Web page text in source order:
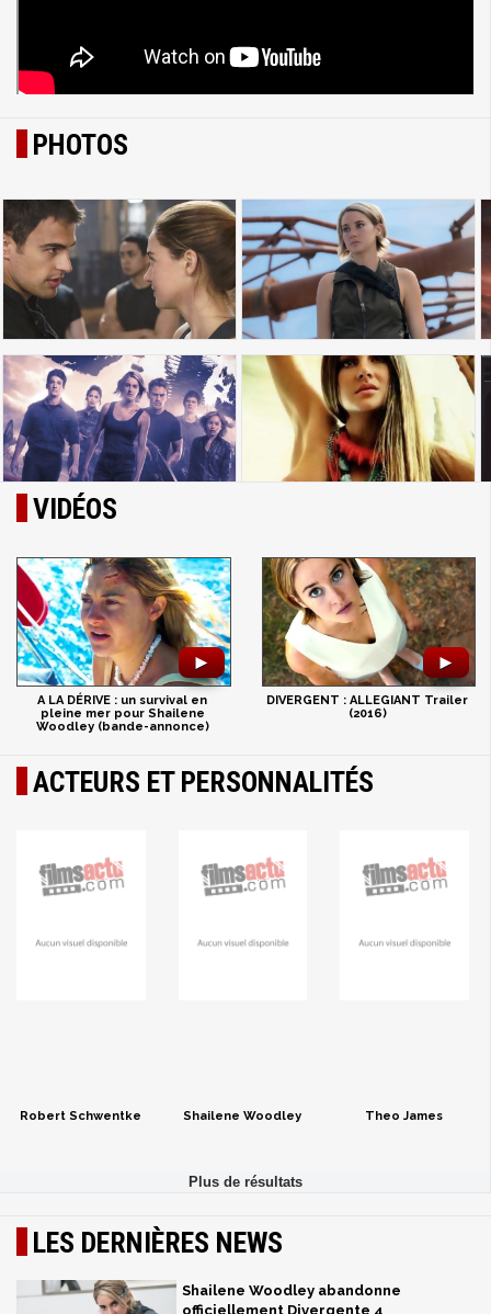
PHOTOS
VIDÉOS
►
A LA DÉRIVE : un survival en
pleine mer pour Shailene
Woodley (bande-annonce)
►
DIVERGENT : ALLEGIANT Trailer
(2016)
ACTEURS ET PERSONNALITÉS
Robert Schwentke Shailene Woodley Theo James
LES DERNIÈRES NEWS
Shailene Woodley abandonne
officiellement Divergente 4